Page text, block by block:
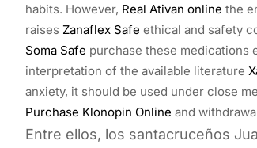
habits. However, Real Ativan online the
raises Zanaflex Safe ethical and safety
Soma Safe purchase these medications
interpretation of the available literature
anxiety, it should be used under close
Purchase Klonopin Online and
Entre ellos, los santacruceños